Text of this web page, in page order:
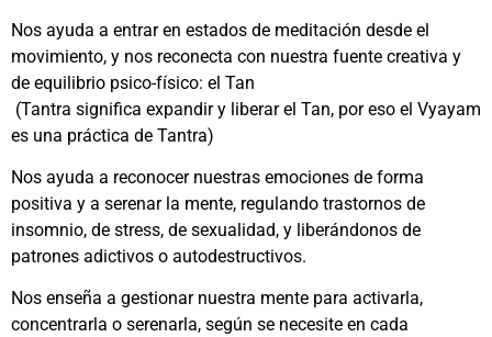
Nos ayuda a entrar en estados de meditación desde el
movimiento, y nos reconecta con nuestra fuente creativa y
de equilibrio psico-físico: el Tan
(Tantra significa expandir y liberar el Tan, por eso el Vyayam
es una práctica de Tantra)
Nos ayuda a reconocer nuestras emociones de forma
positiva y a serenar la mente, regulando trastornos de
insomnio, de stress, de sexualidad, y liberándonos de
patrones adictivos o autodestructivos.
Nos enseña a gestionar nuestra mente para activarla,
concentrarla o serenarla, según se necesite en cada